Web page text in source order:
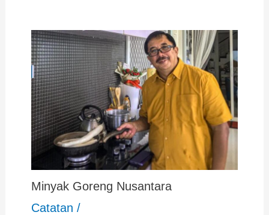
Minyak Goreng Nusantara
Catatan /